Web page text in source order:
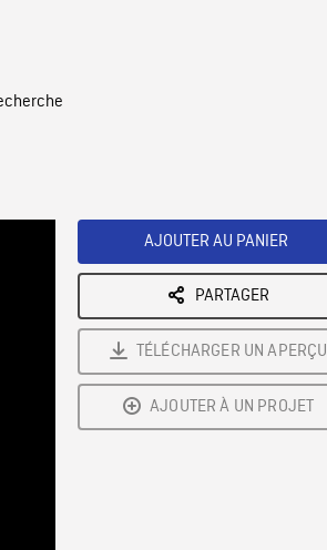
AJOUTER AU PANIER
PARTAGER
TÉLÉCHARGER UN APERÇU
AJOUTER À UN PROJET